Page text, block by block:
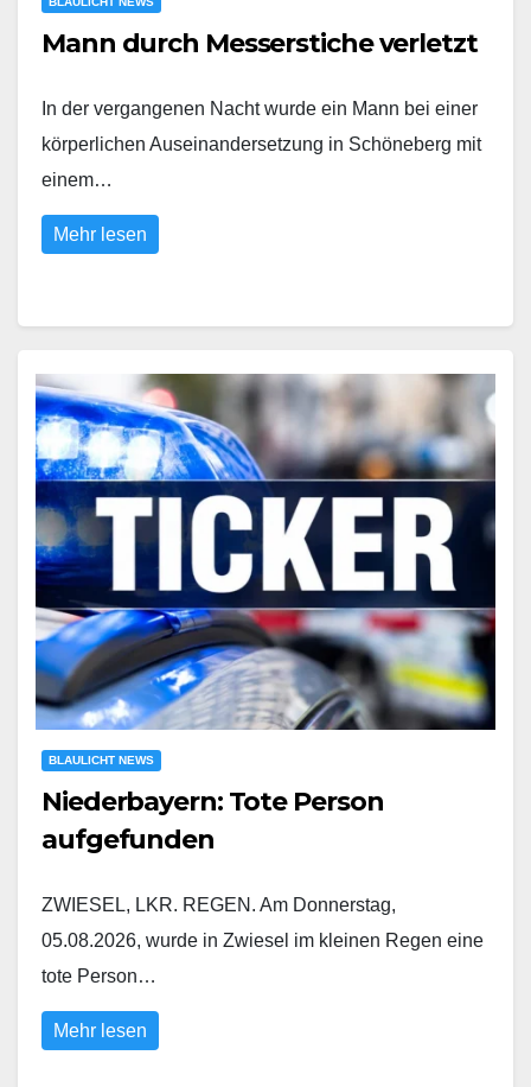
Mann durch Messerstiche verletzt
In der vergangenen Nacht wurde ein Mann bei einer
körperlichen Auseinandersetzung in Schöneberg mit
einem…
Mehr lesen
BLAULICHT NEWS
Niederbayern: Tote Person
aufgefunden
ZWIESEL, LKR. REGEN. Am Donnerstag,
05.08.2026, wurde in Zwiesel im kleinen Regen eine
tote Person…
Mehr lesen